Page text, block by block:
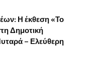
Η έκθεση «Το
Δημοτική
– Ελεύθερη